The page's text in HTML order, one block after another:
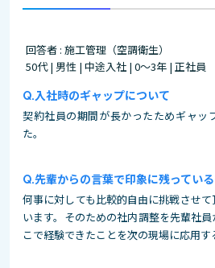
回答者 : 施工管理（空調衛生）
50代 | 男性 | 中途入社 | 0～3年 | 正社員
入社時のギャップについて
契約社員の期間が長かったためギャッ
た。
先輩からの言葉で印象に残ってい
何事に対しても比較的自由に挑戦させ
います。そのための社内調整を先輩社
こで経験できたことを次の現場に応用す